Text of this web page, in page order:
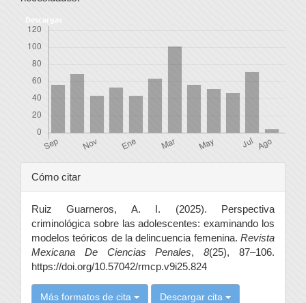
Descargas
Detalles
del
artículo
Cómo citar
Ruiz Guarneros, A. I. (2025). Perspectiva
criminológica sobre las adolescentes: examinando los
modelos teóricos de la delincuencia femenina. Revista
Mexicana De Ciencias Penales,8(25), 87–106.
https://doi.org/10.57042/rmcp.v9i25.824
Más formatos de cita Descargar cita